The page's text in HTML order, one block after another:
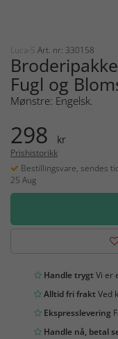
Luca-S Art. nr: 330158
Fugl og
Mønstre: Engelsk.
298 kr
Prishistorikk
Bestillingsvare, sendes
25 Aug
Handle trygtVi er
Alltid fri fraktVed
Ekspresslevering
Handle nå, betal